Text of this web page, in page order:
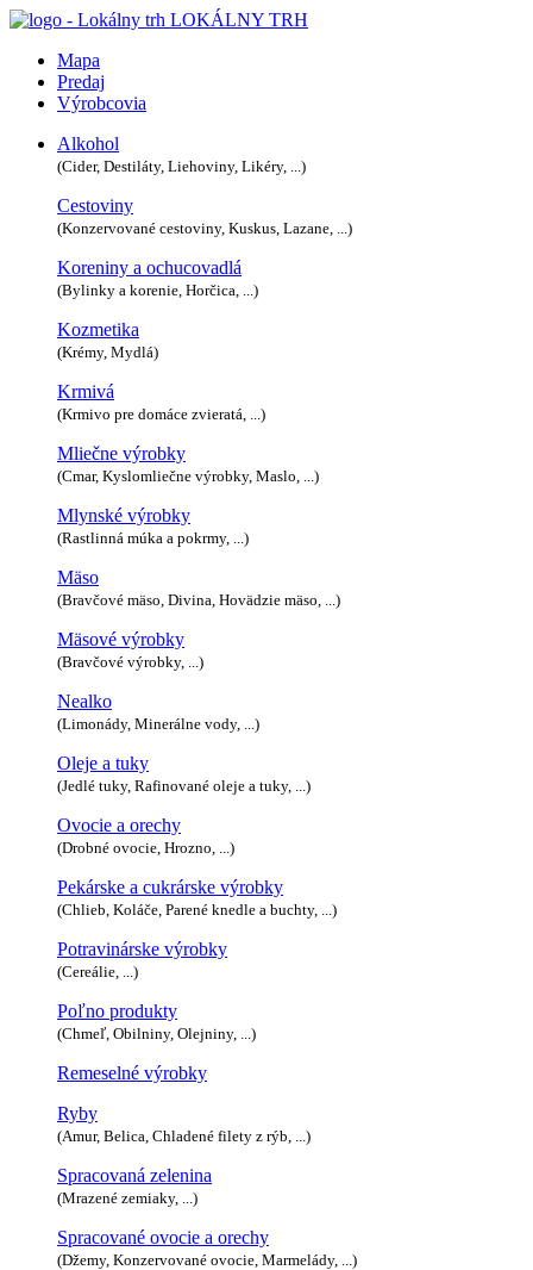
LOKÁLNY TRH
Mapa
Predaj
Výrobcovia
Alkohol
(Cider, Destiláty, Liehoviny, Likéry, ...)
Cestoviny
(Konzervované cestoviny, Kuskus, Lazane, ...)
Koreniny a ochucovadlá
(Bylinky a korenie, Horčica, ...)
Kozmetika
(Krémy, Mydlá)
Krmivá
(Krmivo pre domáce zvieratá, ...)
Mliečne výrobky
(Cmar, Kyslomliečne výrobky, Maslo, ...)
Mlynské výrobky
(Rastlinná múka a pokrmy, ...)
Mäso
(Bravčové mäso, Divina, Hovädzie mäso, ...)
Mäsové výrobky
(Bravčové výrobky, ...)
Nealko
(Limonády, Minerálne vody, ...)
Oleje a tuky
(Jedlé tuky, Rafinované oleje a tuky, ...)
Ovocie a orechy
(Drobné ovocie, Hrozno, ...)
Pekárske a cukrárske výrobky
(Chlieb, Koláče, Parené knedle a buchty, ...)
Potravinárske výrobky
(Cereálie, ...)
Poľno produkty
(Chmeľ, Obilniny, Olejniny, ...)
Remeselné výrobky
Ryby
(Amur, Belica, Chladené filety z rýb, ...)
Spracovaná zelenina
(Mrazené zemiaky, ...)
Spracované ovocie a orechy
(Džemy, Konzervované ovocie, Marmelády, ...)